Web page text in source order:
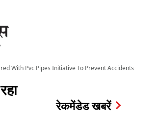
With Pvc Pipes Initiative To Prevent Accidents
रेकमेंडेड खबरें